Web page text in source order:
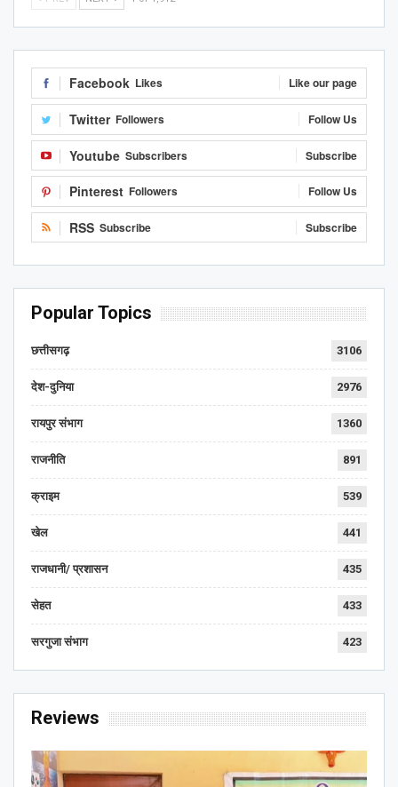
Facebook Likes Like our page
Twitter Followers Follow Us
Youtube Subscribers Subscribe
Pinterest Followers Follow Us
RSS Subscribe Subscribe
Popular Topics
छत्तीसगढ़ 3106
देश-दुनिया 2976
रायपुर संभाग 1360
राजनीति 891
क्राइम 539
खेल 441
राजधानी/ प्रशासन 435
सेहत 433
सरगुजा संभाग 423
Reviews